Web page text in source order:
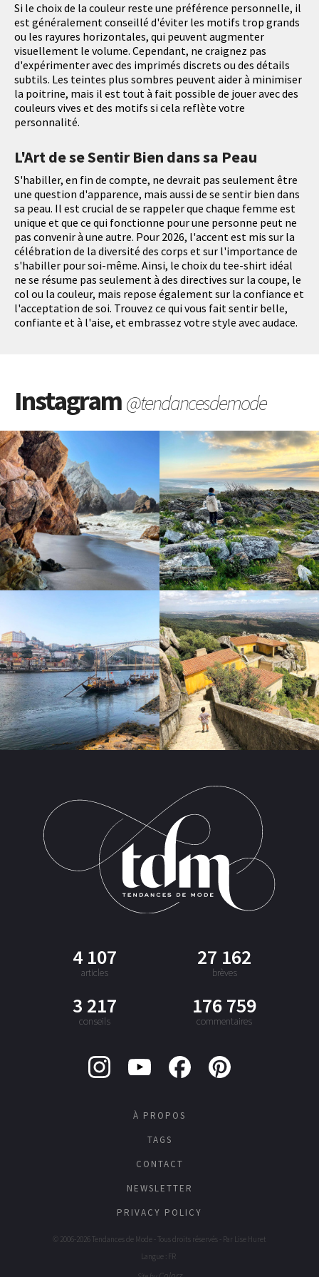
Si le choix de la couleur reste une préférence personnelle, il
est généralement conseillé d'éviter les motifs trop grands
ou les rayures horizontales, qui peuvent augmenter
visuellement le volume. Cependant, ne craignez pas
d'expérimenter avec des imprimés discrets ou des détails
subtils. Les teintes plus sombres peuvent aider à minimiser
la poitrine, mais il est tout à fait possible de jouer avec des
couleurs vives et des motifs si cela reflète votre
personnalité.
L'Art de se Sentir Bien dans sa Peau
S'habiller, en fin de compte, ne devrait pas seulement être
une question d'apparence, mais aussi de se sentir bien dans
sa peau. Il est crucial de se rappeler que chaque femme est
unique et que ce qui fonctionne pour une personne peut ne
pas convenir à une autre. Pour 2026, l'accent est mis sur la
célébration de la diversité des corps et sur l'importance de
s'habiller pour soi-même. Ainsi, le choix du tee-shirt idéal
ne se résume pas seulement à des directives sur la coupe, le
col ou la couleur, mais repose également sur la confiance et
l'acceptation de soi. Trouvez ce qui vous fait sentir belle,
confiante et à l'aise, et embrassez votre style avec audace.
Instagram@tendancesdemode
4 107
articles
27 162
brèves
3 217
conseils
176 759
commentaires
À PROPOS
TAGS
CONTACT
NEWSLETTER
PRIVACY POLICY
© 2006-2026 Tendances de Mode - Tous droits réservés - Par Lise Huret
Langue : FR